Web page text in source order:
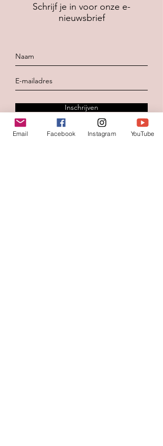
Schrijf je in voor onze e-
nieuwsbrief
Inschrijven
Email Facebook Instagram YouTube